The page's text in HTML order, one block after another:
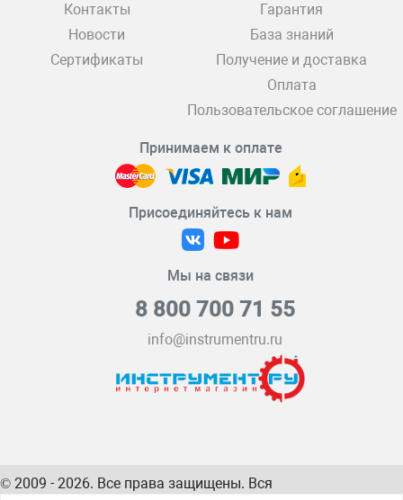
Контакты
Новости
Сертификаты
Гарантия
База знаний
Получение и доставка
Оплата
Пользовательское соглашение
Принимаем к оплате
Присоединяйтесь к нам
Мы на связи
8 800 700 71 55
info@instrumentru.ru
© 2009 - 2026. Все права защищены. Вся